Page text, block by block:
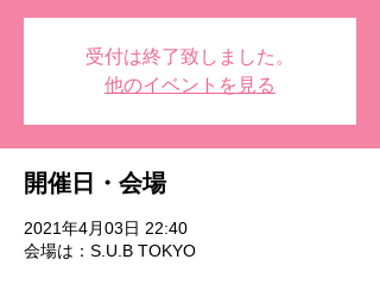
受付は終了致しました。
他のイベントを見る
開催日・会場
2021年4月03日 22:40
会場は：S.U.B TOKYO